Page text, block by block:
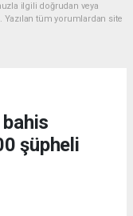
ilgili doğrudan veya
Yazılan tüm yorumlardan site
bahis
şüpheli